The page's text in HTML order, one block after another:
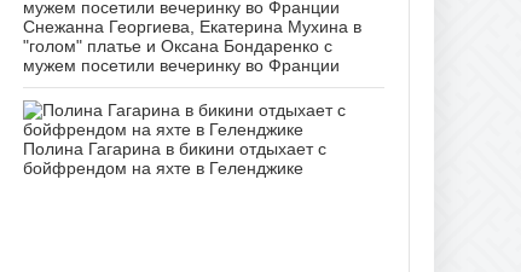
Снежанна Георгиева, Екатерина Мухина в
"голом" платье и Оксана Бондаренко с
мужем посетили вечеринку во Франции
Полина Гагарина в бикини отдыхает с
бойфрендом на яхте в Геленджике